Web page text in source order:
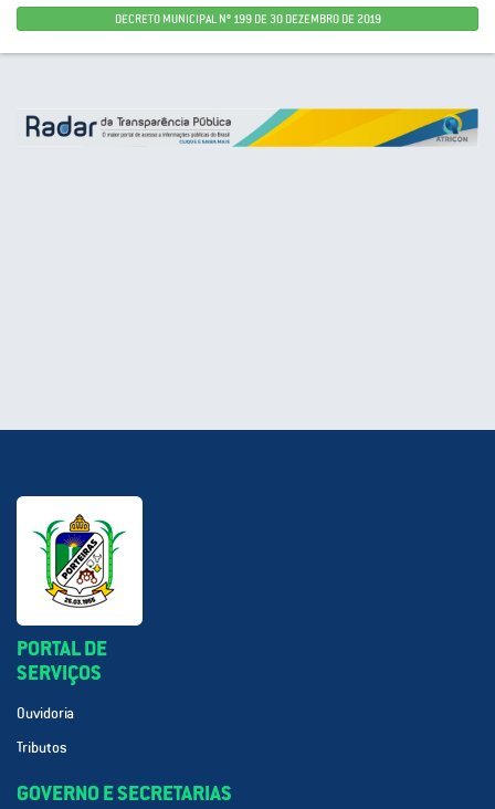
DECRETO MUNICIPAL Nº 199 DE 30 DEZEMBRO DE 2019
PORTAL DE
SERVIÇOS
Ouvidoria
Tributos
GOVERNO E SECRETARIAS